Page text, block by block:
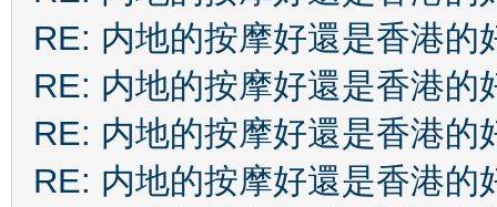
RE: 内地的按摩好還是香港的
RE: 内地的按摩好還是香港的
RE: 内地的按摩好還是香港的
RE: 内地的按摩好還是香港的